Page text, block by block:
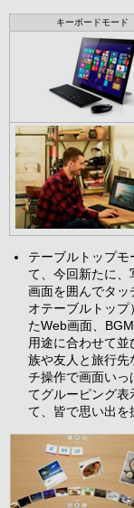
キーボードモード
テーブルトップ
て、今回新たに
画面を囲んでタッ
オテーブルトッ
たWeb画面、
用途に合わせて
族や友人と旅行先
チ操作で画面いっ
てグルーピング
て、皆で思い出を